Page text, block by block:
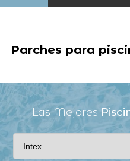
Parches para
Las Mejores